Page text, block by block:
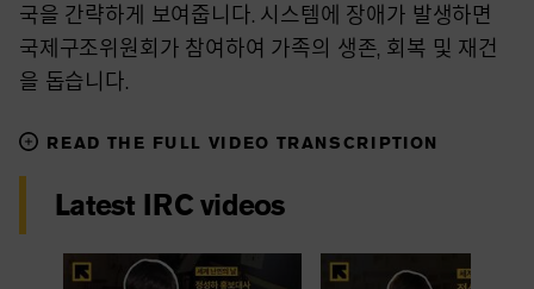
국을 간략하게 보여줍니다. 시스템에 장애가 발생하면
국제구조위원회가 참여하여 가족의 생존, 회복 및 재건
을 돕습니다.
READ THE FULL VIDEO TRANSCRIPTION
Latest IRC videos